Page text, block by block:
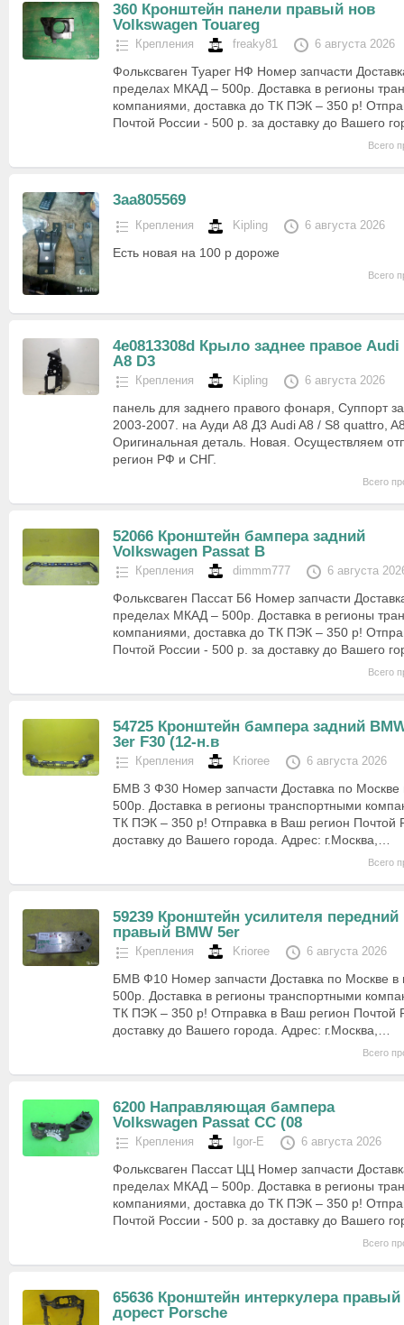
360 Кронштейн панели правый нов
Volkswagen Touareg
Крепления freaky81 6 августа 2026
Фольксваген Туарег НФ Номер запчасти
пределах МКАД – 500р. Доставка в регионы
компаниями, доставка до ТК ПЭК – 350 р!
Почтой России - 500 р. за доставку до Вашего
Всего
3aa805569
Крепления Kipling 6 августа 2026
Есть новая на 100 р дороже
Всего
4e0813308d Крыло заднее правое Audi
A8 D3
Крепления Kipling 6 августа 2026
панель для заднего правого фонаря, Суппорт
2003-2007. на Ауди А8 Д3 Audi A8 / S8 quattro,
Оригинальная деталь. Новая. Осуществляем
регион РФ и СНГ.
Всего
52066 Кронштейн бампера задний
Volkswagen Passat B
Крепления dimmm777 6 августа
Фольксваген Пассат Б6 Номер запчасти
пределах МКАД – 500р. Доставка в регионы
компаниями, доставка до ТК ПЭК – 350 р!
Почтой России - 500 р. за доставку до Вашего
Всего
54725 Кронштейн бампера задний
3er F30 (12-н.в
Крепления Krioree 6 августа 2026
БМВ 3 Ф30 Номер запчасти Доставка по
500р. Доставка в регионы транспортными
ТК ПЭК – 350 р! Отправка в Ваш регион Почтой
доставку до Вашего города. Адрес: г.Москва,…
Всего
59239 Кронштейн усилителя передний
правый BMW 5er
Крепления Krioree 6 августа 2026
БМВ Ф10 Номер запчасти Доставка по Москве
500р. Доставка в регионы транспортными
ТК ПЭК – 350 р! Отправка в Ваш регион Почтой
доставку до Вашего города. Адрес: г.Москва,…
Всего
6200 Направляющая бампера
Volkswagen Passat CC (08
Крепления Igor-E 6 августа 2026
Фольксваген Пассат ЦЦ Номер запчасти
пределах МКАД – 500р. Доставка в регионы
компаниями, доставка до ТК ПЭК – 350 р!
Почтой России - 500 р. за доставку до Вашего
Всего
65636 Кронштейн интеркулера правый
дорест Porsche